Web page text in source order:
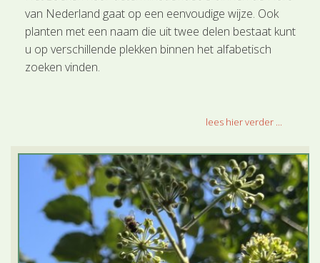
van Nederland gaat op een eenvoudige wijze. Ook
planten met een naam die uit twee delen bestaat kunt
u op verschillende plekken binnen het alfabetisch
zoeken vinden.
lees hier verder ...